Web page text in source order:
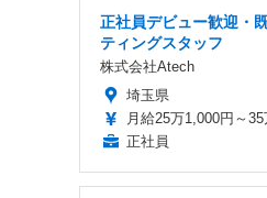
正社員デビュー歓迎・
ティングスタッフ
株式会社Atech
埼玉県
月給25万1,000円～35
正社員